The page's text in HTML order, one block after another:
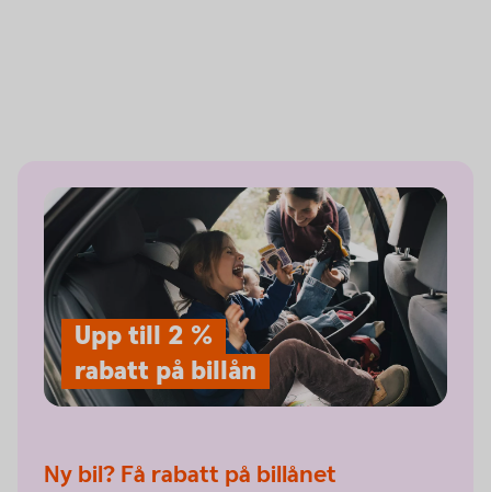
Upp till 2 %
rabatt på billån
Ny bil? Få rabatt på billånet